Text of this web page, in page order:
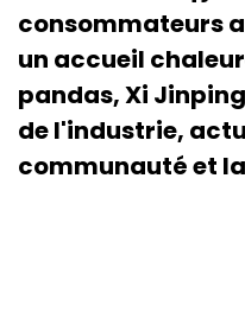
consommateurs
un accueil
pandas, Xi
de l'industrie,
communauté et